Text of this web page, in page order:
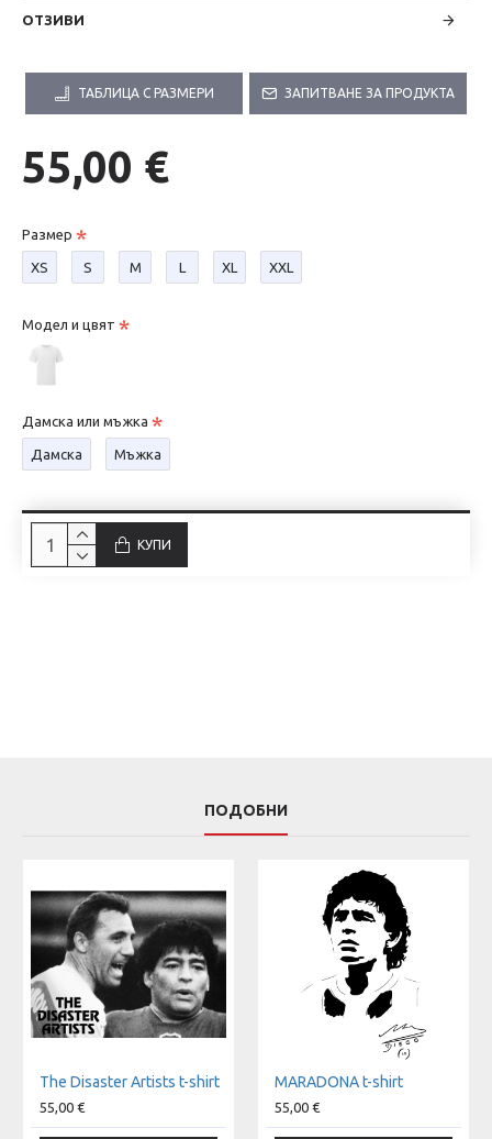
ОТЗИВИ
ТАБЛИЦА С РАЗМЕРИ ЗАПИТВАНЕ ЗА ПРОДУКТА
55,00 €
Размер
XS S М L XL XXL
Модел и цвят
Дамска или мъжка
Дамска Мъжка
КУПИ
ПОДОБНИ
The Disaster Artists t-shirt
55,00 €
MARADONA t-shirt
55,00 €